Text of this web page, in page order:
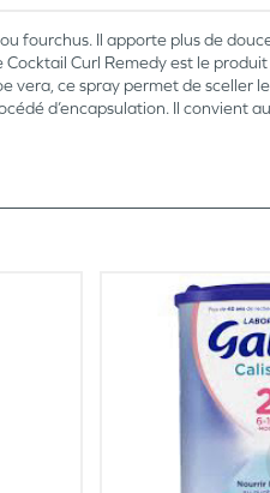
fourchus. Il apporte plus de
Curl Remedy est le
vera, ce spray permet de sceller
d’encapsulation. Il convient